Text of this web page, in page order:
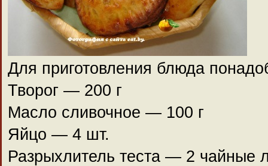
Для приготовления блюда
Творог — 200 г
Масло сливочное — 100 г
Яйцо — 4 шт.
Разрыхлитель теста — 2 чайные